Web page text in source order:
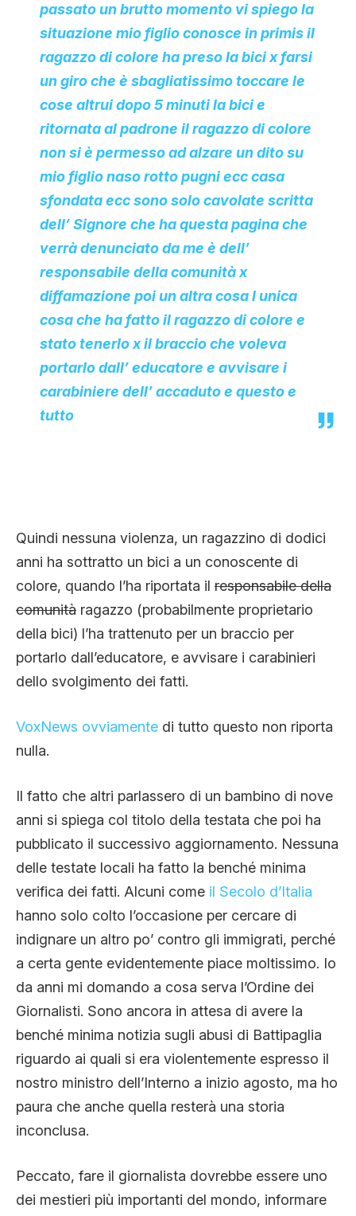
passato un brutto momento vi spiego la
situazione mio figlio conosce in primis il
ragazzo di colore ha preso la bici x farsi
un giro che è sbagliatissimo toccare le
cose altrui dopo 5 minuti la bici e
ritornata al padrone il ragazzo di colore
non si è permesso ad alzare un dito su
mio figlio naso rotto pugni ecc casa
sfondata ecc sono solo cavolate scritta
dell’ Signore che ha questa pagina che
verrà denunciato da me è dell’
responsabile della comunità x
diffamazione poi un altra cosa l unica
cosa che ha fatto il ragazzo di colore e
stato tenerlo x il braccio che voleva
portarlo dall’ educatore e avvisare i
carabiniere dell’ accaduto e questo e
tutto
Quindi nessuna violenza, un ragazzino di dodici
anni ha sottratto un bici a un conoscente di
colore, quando l’ha riportata il responsabile della
comunità ragazzo (probabilmente proprietario
della bici) l’ha trattenuto per un braccio per
portarlo dall’educatore, e avvisare i carabinieri
dello svolgimento dei fatti.
VoxNews ovviamente di tutto questo non riporta
nulla.
Il fatto che altri parlassero di un bambino di nove
anni si spiega col titolo della testata che poi ha
pubblicato il successivo aggiornamento. Nessuna
delle testate locali ha fatto la benché minima
verifica dei fatti. Alcuni come il Secolo d’Italia
hanno solo colto l’occasione per cercare di
indignare un altro po’ contro gli immigrati, perché
a certa gente evidentemente piace moltissimo. Io
da anni mi domando a cosa serva l’Ordine dei
Giornalisti. Sono ancora in attesa di avere la
benché minima notizia sugli abusi di Battipaglia
riguardo ai quali si era violentemente espresso il
nostro ministro dell’Interno a inizio agosto, ma ho
paura che anche quella resterà una storia
inconclusa.
Peccato, fare il giornalista dovrebbe essere uno
dei mestieri più importanti del mondo, informare